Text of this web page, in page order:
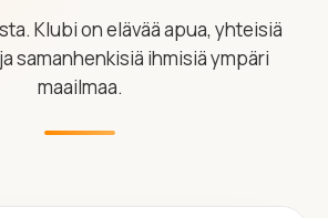
Klubi on elävää apua, yhteisiä
samanhenkisiä ihmisiä ympäri
maailmaa.